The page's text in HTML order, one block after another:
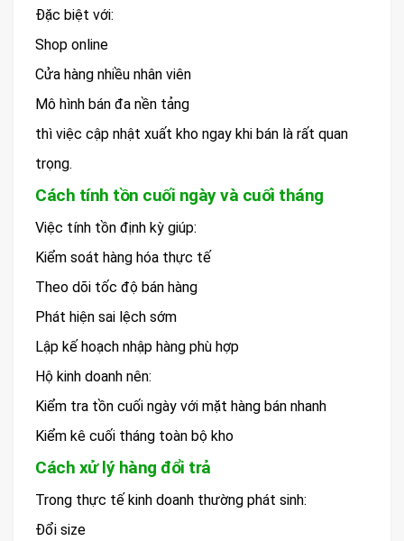
Đặc biệt với:
Shop online
Cửa hàng nhiều nhân viên
Mô hình bán đa nền tảng
thì việc cập nhật xuất kho ngay khi bán là rất quan
trọng.
Cách tính tồn cuối ngày và cuối tháng
Việc tính tồn định kỳ giúp:
Kiểm soát hàng hóa thực tế
Theo dõi tốc độ bán hàng
Phát hiện sai lệch sớm
Lập kế hoạch nhập hàng phù hợp
Hộ kinh doanh nên:
Kiểm tra tồn cuối ngày với mặt hàng bán nhanh
Kiểm kê cuối tháng toàn bộ kho
Cách xử lý hàng đổi trả
Trong thực tế kinh doanh thường phát sinh:
Đổi size